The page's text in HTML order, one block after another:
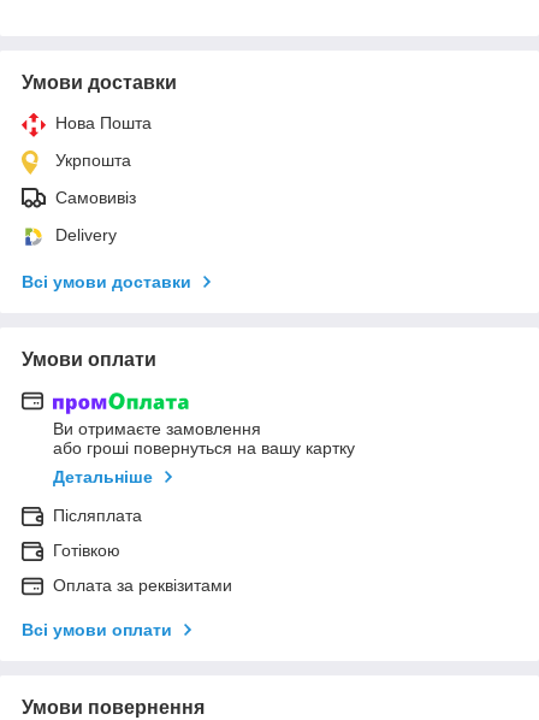
Умови доставки
Нова Пошта
Укрпошта
Самовивіз
Delivery
Всі умови доставки
Умови оплати
Ви отримаєте замовлення
або гроші повернуться на вашу картку
Детальніше
Післяплата
Готівкою
Оплата за реквізитами
Всі умови оплати
Умови повернення